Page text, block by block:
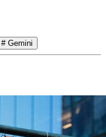
# Gemini